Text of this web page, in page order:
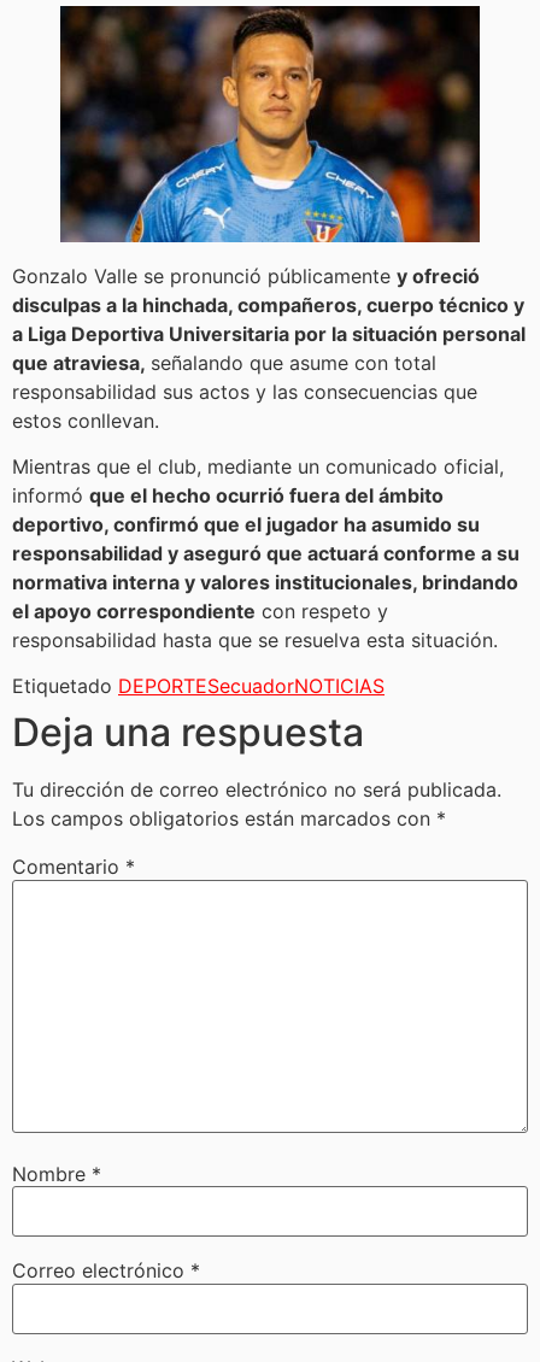
Gonzalo Valle se pronunció públicamente y ofreció
disculpas a la hinchada, compañeros, cuerpo técnico y
a Liga Deportiva Universitaria por la situación personal
que atraviesa, señalando que asume con total
responsabilidad sus actos y las consecuencias que
estos conllevan.
Mientras que el club, mediante un comunicado oficial,
informó que el hecho ocurrió fuera del ámbito
deportivo, confirmó que el jugador ha asumido su
responsabilidad y aseguró que actuará conforme a su
normativa interna y valores institucionales, brindando
el apoyo correspondiente con respeto y
responsabilidad hasta que se resuelva esta situación.
Etiquetado DEPORTESecuadorNOTICIAS
Deja una respuesta
Tu dirección de correo electrónico no será publicada.
Los campos obligatorios están marcados con *
Comentario *
Nombre *
Correo electrónico *